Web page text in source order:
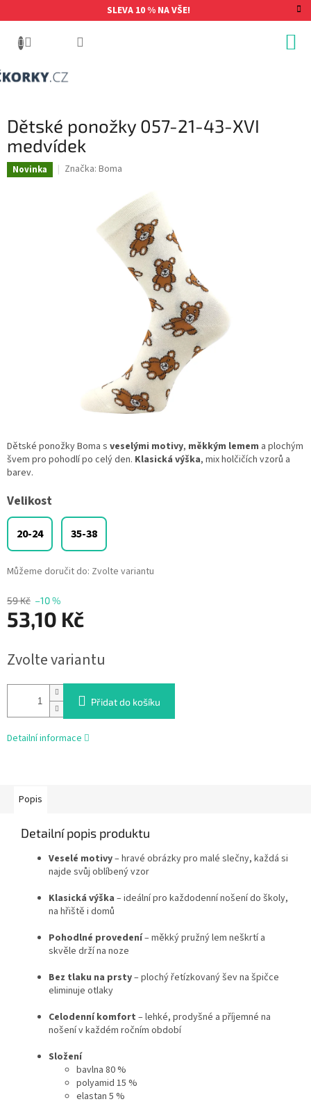
na
SLEVA 10 % NA VŠE!
Dětské ponožky 057-21-43-XVI
medvídek
Novinka Značka: Boma
59 Kč –10 %
53,10 Kč
cena:
Zvolte variantu
Velikost
20-24 35-38
Můžeme doručit do: Zvolte variantu
Přidat do košíku
Dětské ponožky Boma s veselými motivy, měkkým lemem a plochým
švem pro pohodlí po celý den. Klasická výška, mix holčičích vzorů a
barev.
Detailní informace
Popis
Detailní popis produktu
Veselé motivy– hravé obrázky pro malé slečny, každá si
najde svůj oblíbený vzor
Klasická výška – ideální pro každodenní nošení do školy,
na hřiště i domů
Pohodlné provedení– měkký pružný lem neškrtí a
skvěle drží na noze
Bez tlaku na prsty– plochý řetízkovaný šev na špičce
eliminuje otlaky
Celodenní komfort – lehké, prodyšné a příjemné na
nošení v každém ročním období
Složení
bavlna 80 %
polyamid 15 %
elastan 5 %